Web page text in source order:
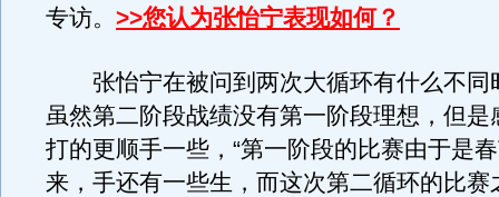
专访。 >>您认为张怡宁表现如何？
张怡宁在被问到两次大循环有什么不同
虽然第二阶段战绩没有第一阶段理想，但是
打的更顺手一些，“第一阶段的比赛由于是
来，手还有一些生，而这次第二循环的比赛